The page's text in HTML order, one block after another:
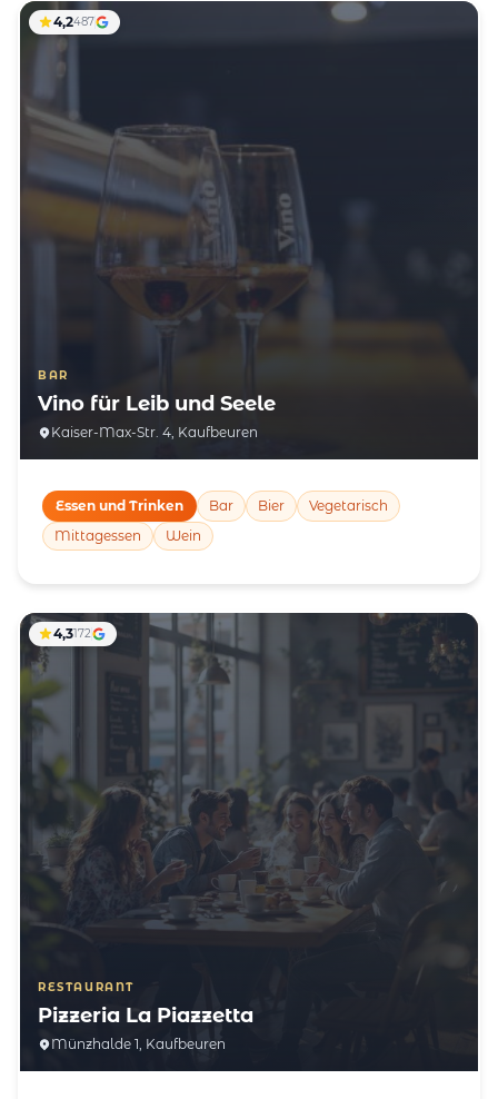
BAR
Vino für Leib und Seele
Kaiser-Max-Str. 4, Kaufbeuren
4,2487
Essen und Trinken Bar Bier
Vegetarisch
Mittagessen
Wein
RESTAURANT
Pizzeria La Piazzetta
Münzhalde 1, Kaufbeuren
4,3172